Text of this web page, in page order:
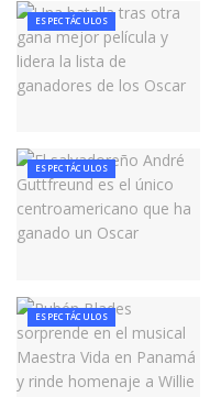
ESPECTÁCULOS
ESPECTÁCULOS
ESPECTÁCULOS